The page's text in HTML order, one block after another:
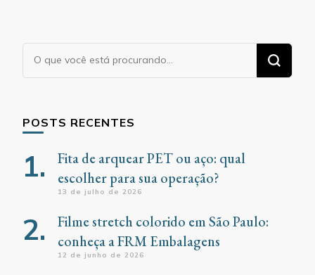
Procurando
algo?
POSTS RECENTES
Fita de arquear PET ou aço: qual
escolher para sua operação?
13 de julho de 2026
Filme stretch colorido em São Paulo:
conheça a FRM Embalagens
12 de junho de 2026